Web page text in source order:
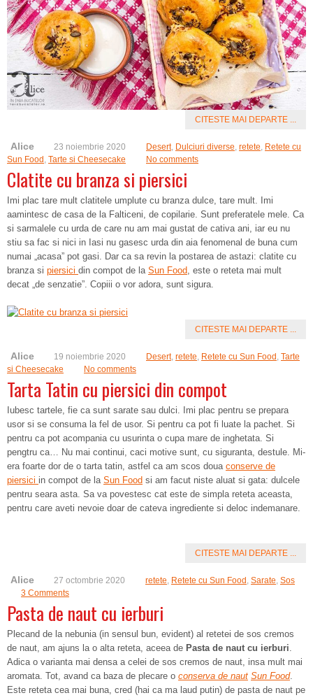
CITESTE MAI DEPARTE ...
Alice 23 noiembrie 2020 Desert, Dulciuri diverse, retete, Retete cu
Sun Food , Tarte si Cheesecake No comments
Clatite cu branza si piersici
Imi plac tare mult clatitele umplute cu branza dulce, tare mult. Imi
aamintesc de casa de la Falticeni, de copilarie. Sunt preferatele mele. Ca
si sarmalele cu urda de care nu am mai gustat de cativa ani, iar eu nu
stiu sa fac si nici in Iasi nu gasesc urda din aia fenomenal de buna cum
numai „acasa” pot gasi. Dar ca sa revin la postarea de astazi: clatite cu
branza si piersici din compot de la Sun Food, este o reteta mai mult
decat „de senzatie”. Copiii o vor adora, sunt sigura.
CITESTE MAI DEPARTE ...
Alice 19 noiembrie 2020 Desert, retete, Retete cu Sun Food , Tarte
si Cheesecake
No comments
Tarta Tatin cu piersici din compot
Iubesc tartele, fie ca sunt sarate sau dulci. Imi plac pentru se prepara
usor si se consuma la fel de usor. Si pentru ca pot fi luate la pachet. Si
pentru ca pot acompania cu usurinta o cupa mare de inghetata. Si
pengtru ca… Nu mai continui, caci motive sunt, cu siguranta, destule. Mi-
era foarte dor de o tarta tatin, astfel ca am scos doua conserve de
piersici in compot de la Sun Food si am facut niste aluat si gata: dulcele
pentru seara asta. Sa va povestesc cat este de simpla reteta aceasta,
pentru care aveti nevoie doar de cateva ingrediente si deloc indemanare.
CITESTE MAI DEPARTE ...
Alice 27 octombrie 2020 retete, Retete cu Sun Food , Sarate, Sos
3 Comments
Pasta de naut cu ierburi
Plecand de la nebunia (in sensul bun, evident) al retetei de sos cremos
de naut, am ajuns la o alta reteta, aceea de Pasta de naut cu ierburi.
Adica o varianta mai densa a celei de sos cremos de naut, insa mult mai
aromata. Tot, avand ca baza de plecare o conserva de naut Sun Food.
Este reteta cea mai buna, cred (hai ca ma laud putin) de pasta de naut pe